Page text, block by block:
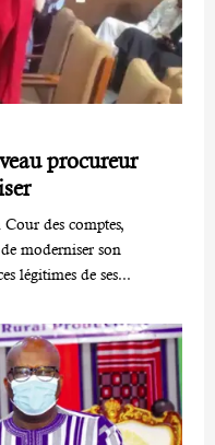
procureur
des comptes,
moderniser son
légitimes de ses...